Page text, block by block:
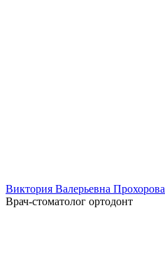
Виктория Валерьевна Прохорова
Врач-стоматолог ортодонт